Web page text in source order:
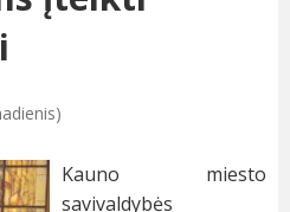
Kauno miesto
savivaldybės